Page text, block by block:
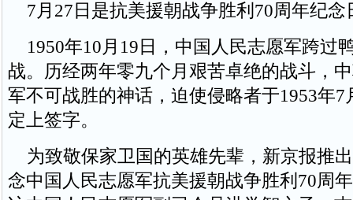
7月27日是抗美援朝战争胜利70周年纪念
1950年10月19日，中国人民志愿军跨过
战。历经两年零九个月艰苦卓绝的战斗，
军不可战胜的神话，迫使侵略者于1953年7
定上签字。
为致敬保家卫国的英雄先辈，新京报推出
念中国人民志愿军抗美援朝战争胜利70周